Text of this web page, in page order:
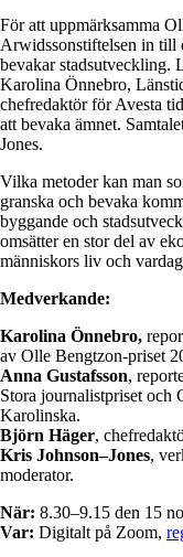
För att uppmärksamma
Arwidssonstiftelsen in till
bevakar stadsutveckling.
Karolina Önnebro,
chefredaktör för Avesta
att bevaka ämnet.
Jones.
Vilka metoder kan man
granska och bevaka
byggande och
omsätter en stor del av
människors liv och
Medverkande:
Karolina Önnebro,
av Olle Bengtzon-priset
Anna Gustafsson,
Stora journalistpriset och
Karolinska.
Björn Häger,
Kris Johnson–Jones,
moderator.
När: 8.30–9.15 den 15
Var: Digitalt på Zoom,